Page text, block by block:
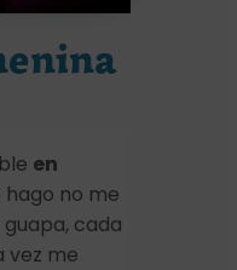
en
no me
cada
vez me